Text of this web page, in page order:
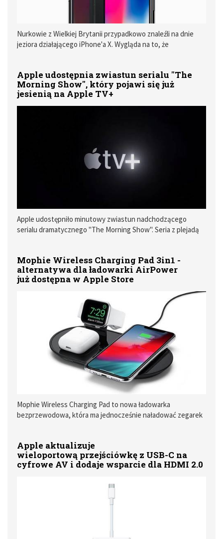
Nurkowie z Wielkiej Brytanii przypadkowo znaleźli na dnie
jeziora działającego iPhone'a X. Wygląda na to, że
Apple udostępnia zwiastun serialu "The
Morning Show", który pojawi się już
jesienią na Apple TV+
Apple udostępniło minutowy zwiastun nadchodzącego
serialu dramatycznego "The Morning Show". Seria z plejadą
Mophie Wireless Charging Pad 3in1 -
alternatywa dla ładowarki AirPower
już dostępna w Apple Store
Mophie Wireless Charging Pad to nowa ładowarka
bezprzewodowa, która ma jednocześnie naładować zegarek
ładowarkę AirPower. Podkładka jest już dostępna w sklepie
Apple!
Apple aktualizuje
wieloportową przejściówkę z USB-C na
cyfrowe AV i dodaje wsparcie dla HDMI 2.0